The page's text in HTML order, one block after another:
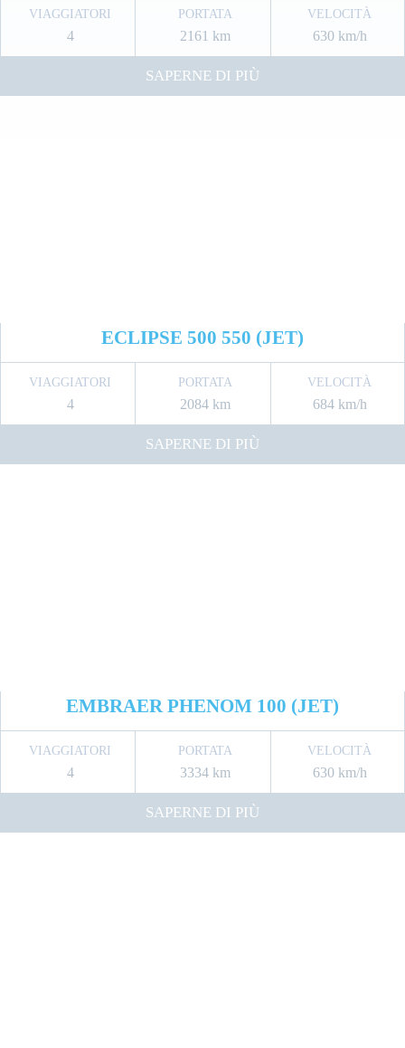
VIAGGIATORI
4
PORTATA
2161 km
VELOCITÀ
630 km/h
SAPERNE DI PIÙ
ECLIPSE 500 550 (JET)
VIAGGIATORI
4
PORTATA
2084 km
VELOCITÀ
684 km/h
SAPERNE DI PIÙ
EMBRAER PHENOM 100 (JET)
VIAGGIATORI
4
PORTATA
3334 km
VELOCITÀ
630 km/h
SAPERNE DI PIÙ